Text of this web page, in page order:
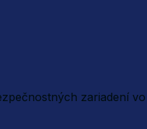
zariadení